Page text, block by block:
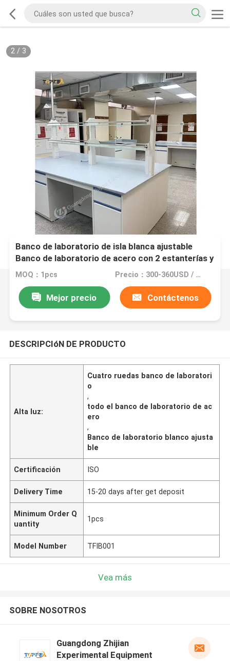
2/ 3
Banco de laboratorio de isla blanca ajustable
Banco de laboratorio de acero con 2 estanterías y
4 ruedas
MOQ：1pcs Precio：300-360USD / meter
Mejor precio Contáctenos
DESCRIPCIóN DE PRODUCTO
Alta luz:
Cuatro ruedas banco de laboratori
o
,
todo el banco de laboratorio de ac
ero
,
Banco de laboratorio blanco ajusta
ble
Certificación ISO
Delivery Time 15-20 days after get deposit
Minimum Order Q
uantity
1pcs
Model Number TFIB001
Vea más
SOBRE NOSOTROS
Guangdong Zhijian
Experimental Equipment